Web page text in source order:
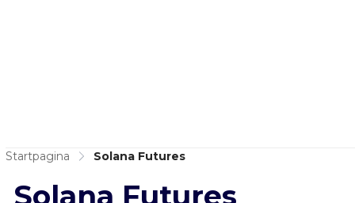
Startpagina Solana Futures
Solana Futures